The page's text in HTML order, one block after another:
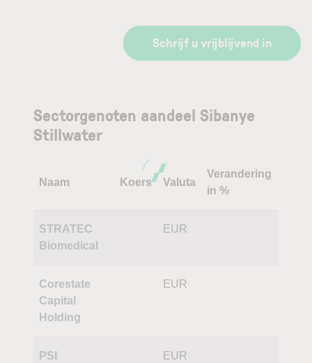
Schrijf u vrijblijvend in
Sectorgenoten aandeel Sibanye
Stillwater
Naam Koers Valuta
Verandering
in %
STRATEC
Biomedical
EUR
Corestate
Capital
Holding
EUR
PSI EUR